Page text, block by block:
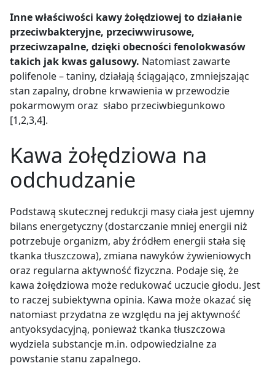
Inne właściwości kawy żołędziowej to działanie
przeciwbakteryjne, przeciwwirusowe,
przeciwzapalne, dzięki obecności fenolokwasów
takich jak kwas galusowy. Natomiast zawarte
polifenole – taniny, działają ściągająco, zmniejszając
stan zapalny, drobne krwawienia w przewodzie
pokarmowym oraz słabo przeciwbiegunkowo
[1,2,3,4].
Kawa żołędziowa na
odchudzanie
Podstawą skutecznej redukcji masy ciała jest ujemny
bilans energetyczny (dostarczanie mniej energii niż
potrzebuje organizm, aby źródłem energii stała się
tkanka tłuszczowa), zmiana nawyków żywieniowych
oraz regularna aktywność fizyczna. Podaje się, że
kawa żołędziowa może redukować uczucie głodu. Jest
to raczej subiektywna opinia. Kawa może okazać się
natomiast przydatna ze względu na jej aktywność
antyoksydacyjną, ponieważ tkanka tłuszczowa
wydziela substancje m.in. odpowiedzialne za
powstanie stanu zapalnego.